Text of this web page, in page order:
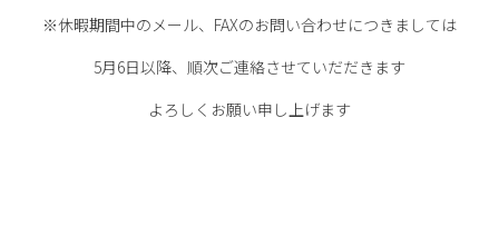
※休暇期間中のメール、FAXのお問い合わせにつきましては
5月6日以降、順次ご連絡させていだだきます
よろしくお願い申し上げます